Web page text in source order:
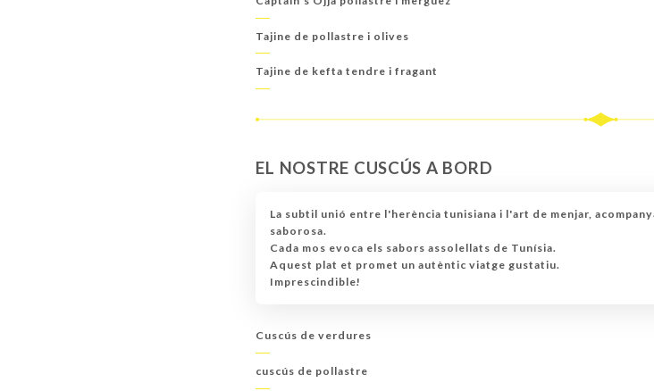
Tajine de pollastre i olives
Tajine de kefta tendre i fragant
EL NOSTRE CUSCÚS A BORD
La subtil unió entre l'herència tunisiana i l'art de menjar,
saborosa.
Cada mos evoca els sabors assolellats de Tunísia.
Aquest plat et promet un autèntic viatge gustatiu.
Imprescindible!
Cuscús de verdures
cuscús de pollastre